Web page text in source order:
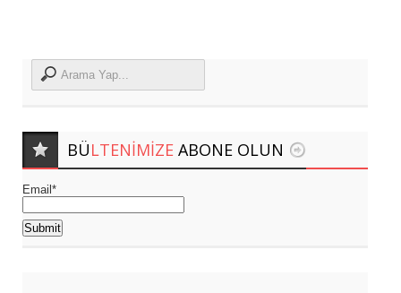
BÜLTENIMIZE ABONE OLUN
Email*